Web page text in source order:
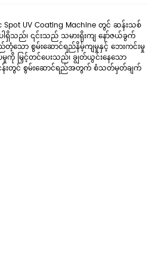
UV Coating Machine တွင် ဆန်းသစ်
ါရှိသည်၊ ၎င်းသည် သမားရိုးကျ နော်ဇယ်ခွက်
သော စွမ်းဆောင်ရည်နိမ့်ကျမှုနှင့် ဘေးကင်းမှု
ကို မြှင့်တင်ပေးသည်၊ ချွတ်ယွင်းနေသော
န်းတွင် စွမ်းဆောင်ရည်အတွက် စံသတ်မှတ်ချက်